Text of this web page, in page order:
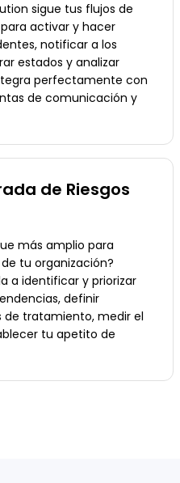
sigue tus flujos de
activar y hacer
notificar a los
estados y analizar
perfectamente con
de comunicación y
de Riesgos
más amplio para
tu organización?
a identificar y priorizar
definir
tratamiento, medir el
tu apetito de